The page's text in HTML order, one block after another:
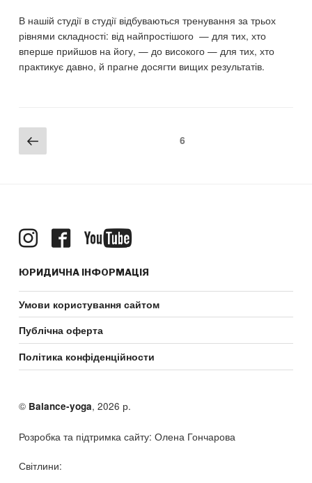
В нашій студії в студії відбуваються тренування за трьох
рівнями складності: від найпростішого — для тих, хто
вперше прийшов на йогу, — до високого — для тих, хто
практикує давно, й прагне досягти вищих результатів.
Пагінація
записів
Попередня
сторінка
Page6
ЮРИДИЧНА ІНФОРМАЦІЯ
Умови користування сайтом
Публічна оферта
Політика конфіденційности
© Balance-yoga, 2026 р.
Розробка та підтримка сайту: Олена Гончарова
Світлини: